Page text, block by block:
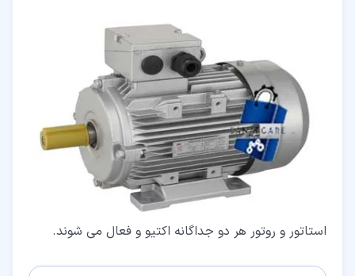
استاتور و روتور هر دو جداگانه اکتیو و فعال می شوند.